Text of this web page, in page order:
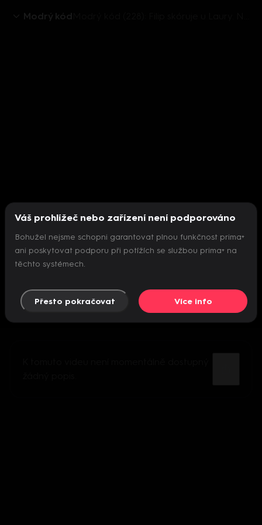
Modrý kód
Nepodařilo se inicializovat přehrávač
Váš prohlížeč nebo zařízení není podporováno
Bohužel nejsme schopni garantovat plnou funkčnost prima+
ani poskytovat podporu při potížích se službou prima+ na
těchto systémech.
Přesto pokračovat Více info